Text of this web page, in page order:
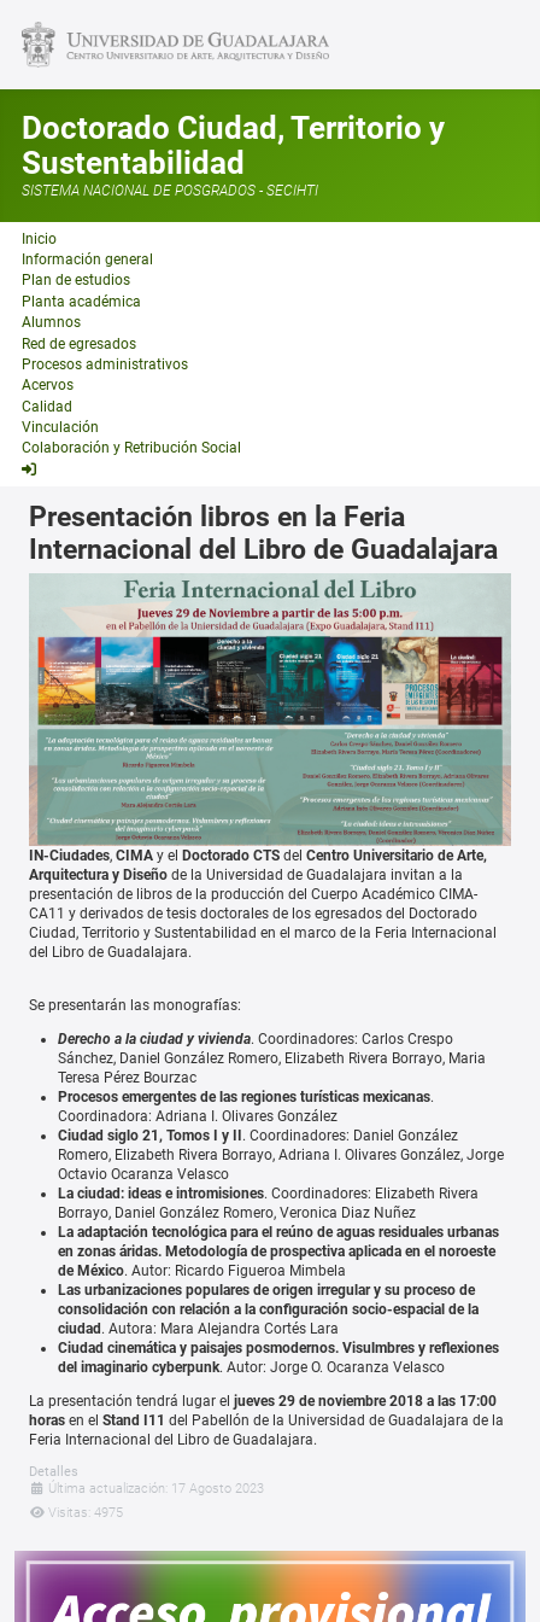
Doctorado Ciudad, Territorio y
Sustentabilidad
SISTEMA NACIONAL DE POSGRADOS - SECIHTI
Inicio
Información general
Plan de estudios
Planta académica
Alumnos
Red de egresados
Procesos administrativos
Acervos
Calidad
Vinculación
Colaboración y Retribución Social
Presentación libros en la Feria
Internacional del Libro de Guadalajara
IN-Ciudades, CIMA y el Doctorado CTS del Centro Universitario de Arte,
Arquitectura y Diseño de la Universidad de Guadalajara invitan a la
presentación de libros de la producción del Cuerpo Académico CIMA-
CA11 y derivados de tesis doctorales de los egresados del Doctorado
Ciudad, Territorio y Sustentabilidad en el marco de la Feria Internacional
del Libro de Guadalajara.
Se presentarán las monografías:
Derecho a la ciudad y vivienda. Coordinadores: Carlos Crespo
Sánchez, Daniel González Romero, Elizabeth Rivera Borrayo, Maria
Teresa Pérez Bourzac
Procesos emergentes de las regiones turísticas mexicanas.
Coordinadora: Adriana I. Olivares González
Ciudad siglo 21, Tomos I y II. Coordinadores: Daniel González
Romero, Elizabeth Rivera Borrayo, Adriana I. Olivares González, Jorge
Octavio Ocaranza Velasco
La ciudad: ideas e intromisiones. Coordinadores: Elizabeth Rivera
Borrayo, Daniel González Romero, Veronica Diaz Nuñez
La adaptación tecnológica para el reúno de aguas residuales urbanas
en zonas áridas. Metodología de prospectiva aplicada en el noroeste
de México. Autor: Ricardo Figueroa Mimbela
Las urbanizaciones populares de origen irregular y su proceso de
consolidación con relación a la configuración socio-espacial de la
ciudad. Autora: Mara Alejandra Cortés Lara
Ciudad cinemática y paisajes posmodernos. Visulmbres y reflexiones
del imaginario cyberpunk. Autor: Jorge O. Ocaranza Velasco
La presentación tendrá lugar el jueves 29 de noviembre 2018 a las 17:00
horas en el Stand I11 del Pabellón de la Universidad de Guadalajara de la
Feria Internacional del Libro de Guadalajara.
Detalles
Última actualización: 17 Agosto 2023
Visitas: 4975